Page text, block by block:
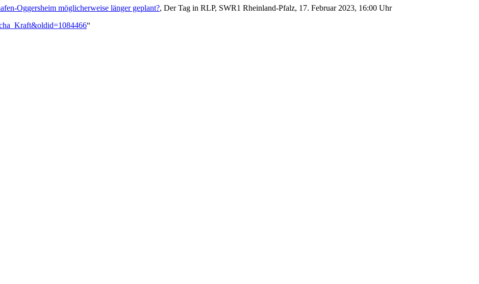
Oggersheim möglicherweise länger geplant?, Der Tag in RLP, SWR1 Rheinland-Pfalz, 17. Februar 2023, 16:00 Uhr
“